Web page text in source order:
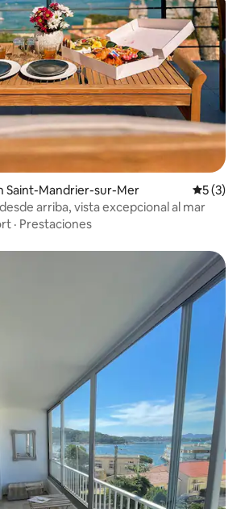
Saint-Mandrier-sur-Mer
5 (3)
arriba, vista excepcional al mar
· Prestaciones